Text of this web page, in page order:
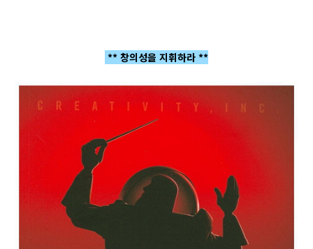
** 창의성을 지휘하라 **